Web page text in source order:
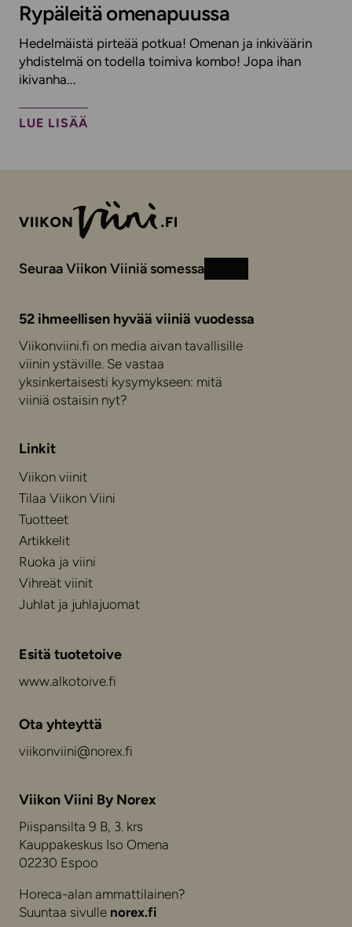
Rypäleitä omenapuussa
Hedelmäistä pirteää potkua! Omenan ja inkiväärin
yhdistelmä on todella toimiva kombo! Jopa ihan
ikivanha...
LUE LISÄÄ
Seuraa Viikon Viiniä somessa Instagram
Facebook
52 ihmeellisen hyvää viiniä vuodessa
Viikonviini.fi on media aivan tavallisille
viinin ystäville. Se vastaa
yksinkertaisesti kysymykseen: mitä
viiniä ostaisin nyt?
Linkit
Viikon viinit
Tilaa Viikon Viini
Tuotteet
Artikkelit
Ruoka ja viini
Vihreät viinit
Juhlat ja juhlajuomat
Esitä tuotetoive
www.alkotoive.fi
Ota yhteyttä
viikonviini@norex.fi
Viikon Viini By Norex
Piispansilta 9 B, 3. krs
Kauppakeskus Iso Omena
02230 Espoo
Horeca-alan ammattilainen?
Suuntaa sivulle norex.fi